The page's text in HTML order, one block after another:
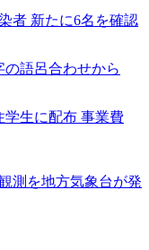
者 新たに6名を確認
語呂合わせから
生に配布 事業費
測を地方気象台が発